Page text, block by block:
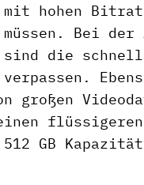
hohen
müssen. Bei
sind die
verpassen.
großen
flüssigeren
GB